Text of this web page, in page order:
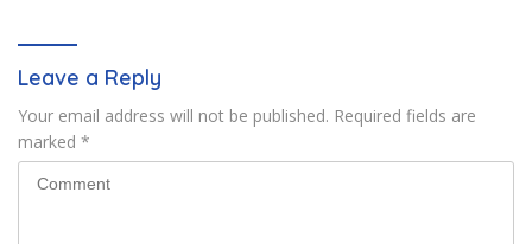
Leave a Reply
Your email address will not be published. Required fields are
marked *